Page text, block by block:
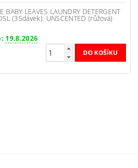
BABY LEAVES LAUNDRY DETERGENT
(35dávek): UNSCENTED (růžová)
19.8.2026